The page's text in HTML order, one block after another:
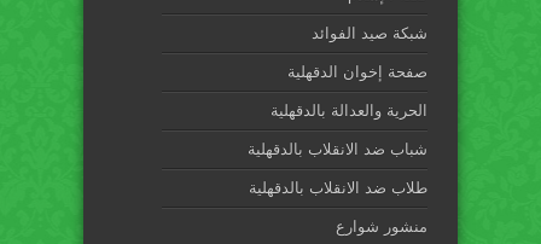
شبكة صيد الفوائد
صفحة إخوان الدقهلية
الحرية والعدالة بالدقهلية
شباب ضد الانقلاب بالدقهلية
طلاب ضد الانقلاب بالدقهلية
منشور شوارع